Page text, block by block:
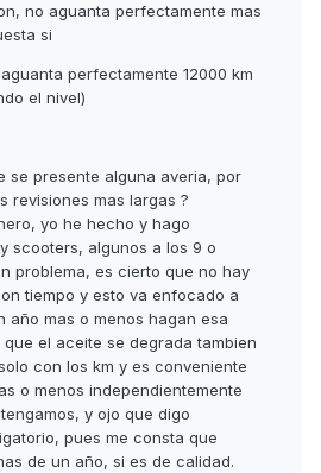
no aguanta perfectamente mas
si
perfectamente 12000 km
el nivel)
se presente alguna averia, por
revisiones mas largas ?
yo he hecho y hago
scooters, algunos a los 9 o
problema, es cierto que no hay
tiempo y esto va enfocado a
año mas o menos hagan esa
el aceite se degrada tambien
con los km y es conveniente
o menos independientemente
y ojo que digo
pues me consta que
de un año, si es de calidad.